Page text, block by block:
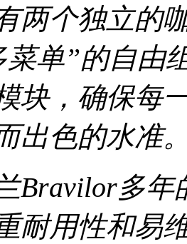
两个独立的
菜单”的自由
块，确保每
出色的水准
Bravilor多
耐用性和易